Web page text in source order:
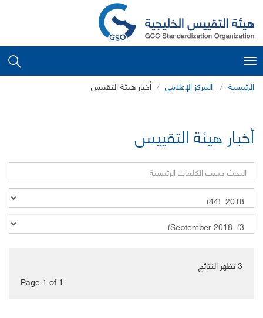
Toggle
navigation
الرئيسية المركز الإعلامي أخبار هيئة التقييس
أخبار هيئة التقييس
3تظهر النتائج
Page 1 of1